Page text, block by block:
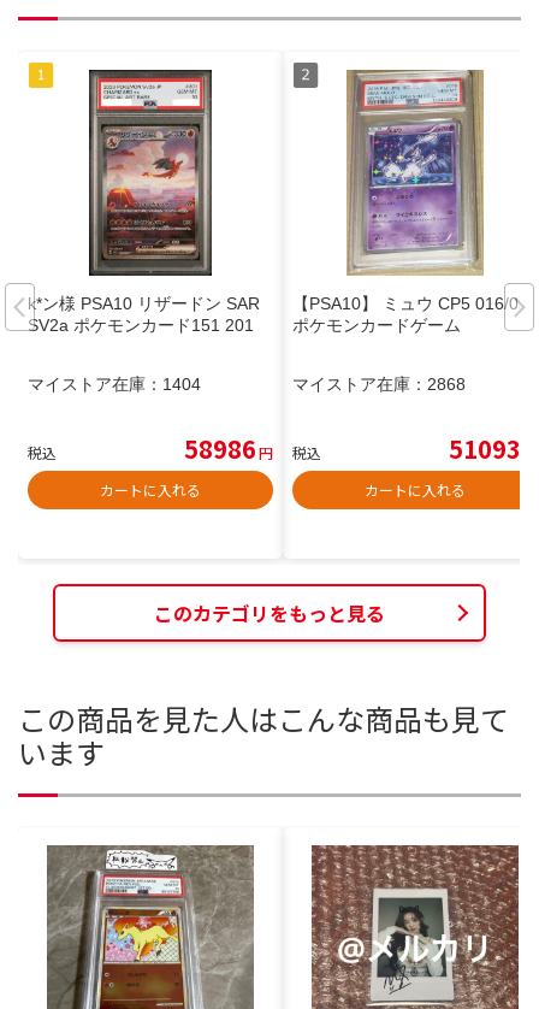
k*ン様 PSA10 リザードン SAR
SV2a ポケモンカード151 201
マイストア在庫： 1404
税込 58986円
カートに入れる
【PSA10】 ミュウ CP5 016/036
ポケモンカードゲーム
マイストア在庫： 2868
税込 51093
カートに入れる
このカテゴリをもっと見る
この商品を見た人はこんな商品も見て
います